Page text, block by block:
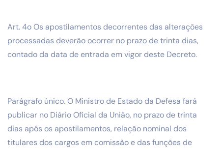
Art. 4o Os apostilamentos decorrentes das alterações
processadas deverão ocorrer no prazo de trinta dias,
contado da data de entrada em vigor deste Decreto.
Parágrafo único. O Ministro de Estado da Defesa fará
publicar no Diário Oficial da União, no prazo de trinta
dias após os apostilamentos, relação nominal dos
titulares dos cargos em comissão e das funções de